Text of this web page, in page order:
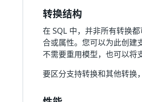
转换结构
在 SQL 中，并非所有转换
合或属性。您可以为此创建
不需要重用模型，也可以将
要区分支持转换和其他转换